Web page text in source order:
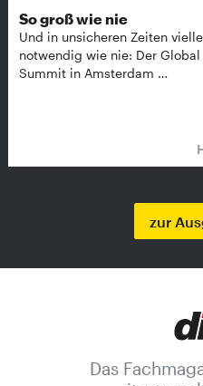
So groß wie nie
Und in unsicheren Zeiten
notwendig wie nie: Der Global
Summit in Amsterdam …
zur
Das